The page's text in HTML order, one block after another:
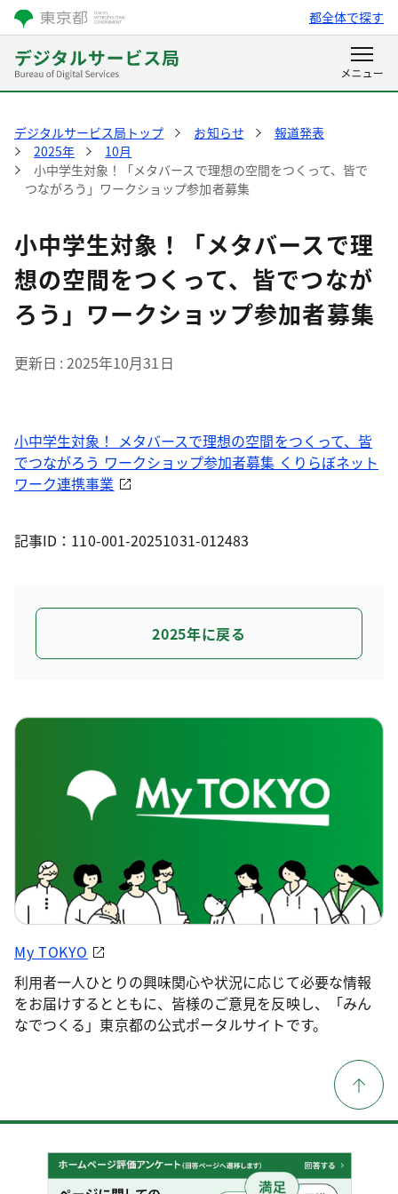
都全体で探す
デジタルサービス局トップ お知らせ
報道発表
2025年
10月
小中学生対象！「メタバースで理想の空間をつくって、皆で
つながろう」ワークショップ参加者募集
小中学生対象！「メタバースで理
想の空間をつくって、皆でつなが
ろう」ワークショップ参加者募集
更新日 2025年10月31日
小中学生対象！ メタバースで理想の空間をつくって、皆
でつながろう ワークショップ参加者募集 くりらぼネット
ワーク連携事業
記事ID：110-001-20251031-012483
2025年に戻る
My TOKYO
利用者一人ひとりの興味関心や状況に応じて必要な情報
をお届けするとともに、皆様のご意見を反映し、「みん
なでつくる」東京都の公式ポータルサイトです。